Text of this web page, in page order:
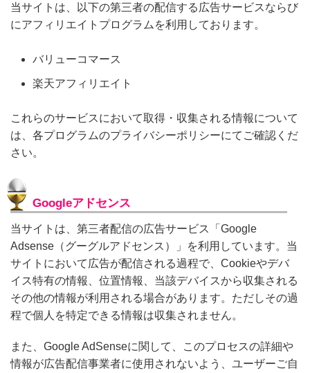
当サイトは、以下の第三者の配信する広告サービスならび
にアフィリエイトプログラムを利用しております。
バリューコマース
楽天アフィリエイト
これらのサービスにおいて取得・収集される情報について
は、各プログラムのプライバシーポリシーにてご確認くだ
さい。
Googleアドセンス
当サイトは、第三者配信の広告サービス「Google
Adsense（グーグルアドセンス）」を利用しています。当
サイトにおいて広告が配信される過程で、Cookieやデバ
イス特有の情報、位置情報、当該デバイスから収集される
その他の情報が利用される場合があります。ただしその過
程で個人を特定できる情報は収集されません。
また、Google AdSenseに関して、このプロセスの詳細や
情報が広告配信事業者に使用されないよう、ユーザーご自